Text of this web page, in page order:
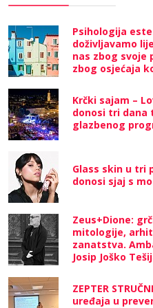
Psihologija
doživljavamo
nas zbog svoje
zbog osjećaja
Krčki sajam –
donosi tri dana
glazbenog
Glass skin u tri
donosi sjaj s
Zeus+Dione:
mitologije,
zanatstva.
Josip Joško
ZEPTER
uređaja u